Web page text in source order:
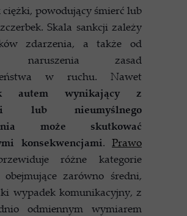
powodujący śmierć lub
Skala sankcji zależy
zdarzenia, a także od
naruszenia zasad
w ruchu. Nawet
autem wynikający z
lub nieumyślnego
może skutkować
konsekwencjami. Prawo
różne kategorie
obejmujące zarówno średni,
wypadek komunikacyjny, z
odmiennym wymiarem